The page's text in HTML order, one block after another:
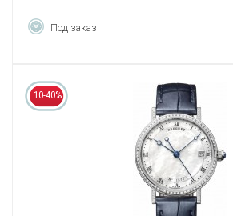
Под заказ
10-40%